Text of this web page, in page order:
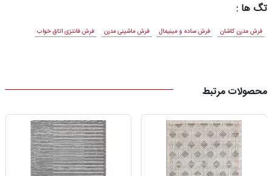
تگ ها :
فرش مدرن کاشان فرش ساده و مینیمال فرش ماشینی مدرن فرش فانتزی اتاق خواب
محصولات مرتبط